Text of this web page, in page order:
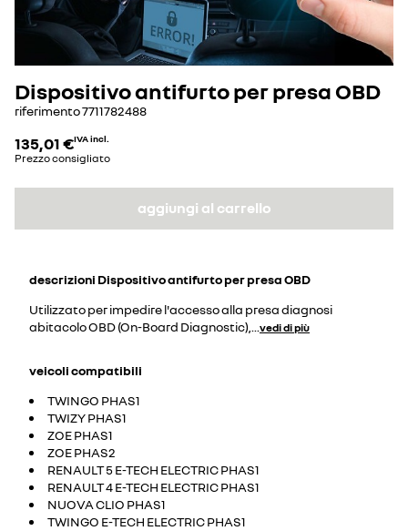
Dispositivo antifurto per presa OBD
riferimento7711782488
135,01 €IVA incl.
Prezzo consigliato
aggiungi al carrello
descrizioni Dispositivo antifurto per presa OBD
Utilizzato per impedire l'accesso alla presa diagnosi
abitacolo OBD (On-Board Diagnostic),
vedi di più
veicoli compatibili
TWINGO PHAS1
TWIZY PHAS1
ZOE PHAS1
ZOE PHAS2
RENAULT 5 E-TECH ELECTRIC PHAS1
RENAULT 4 E-TECH ELECTRIC PHAS1
NUOVA CLIO PHAS1
TWINGO E-TECH ELECTRIC PHAS1